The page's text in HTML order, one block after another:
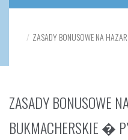
ZASADY BONUSOWE NA
ZASADY BONUSOWE
BUKMACHERSKIE �